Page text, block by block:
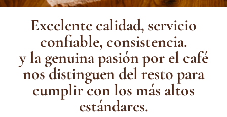
Excelente calidad, servicio
confiable, consistencia.
y la genuina pasión por el café
nos distinguen del resto para
cumplir con los más altos
estándares.